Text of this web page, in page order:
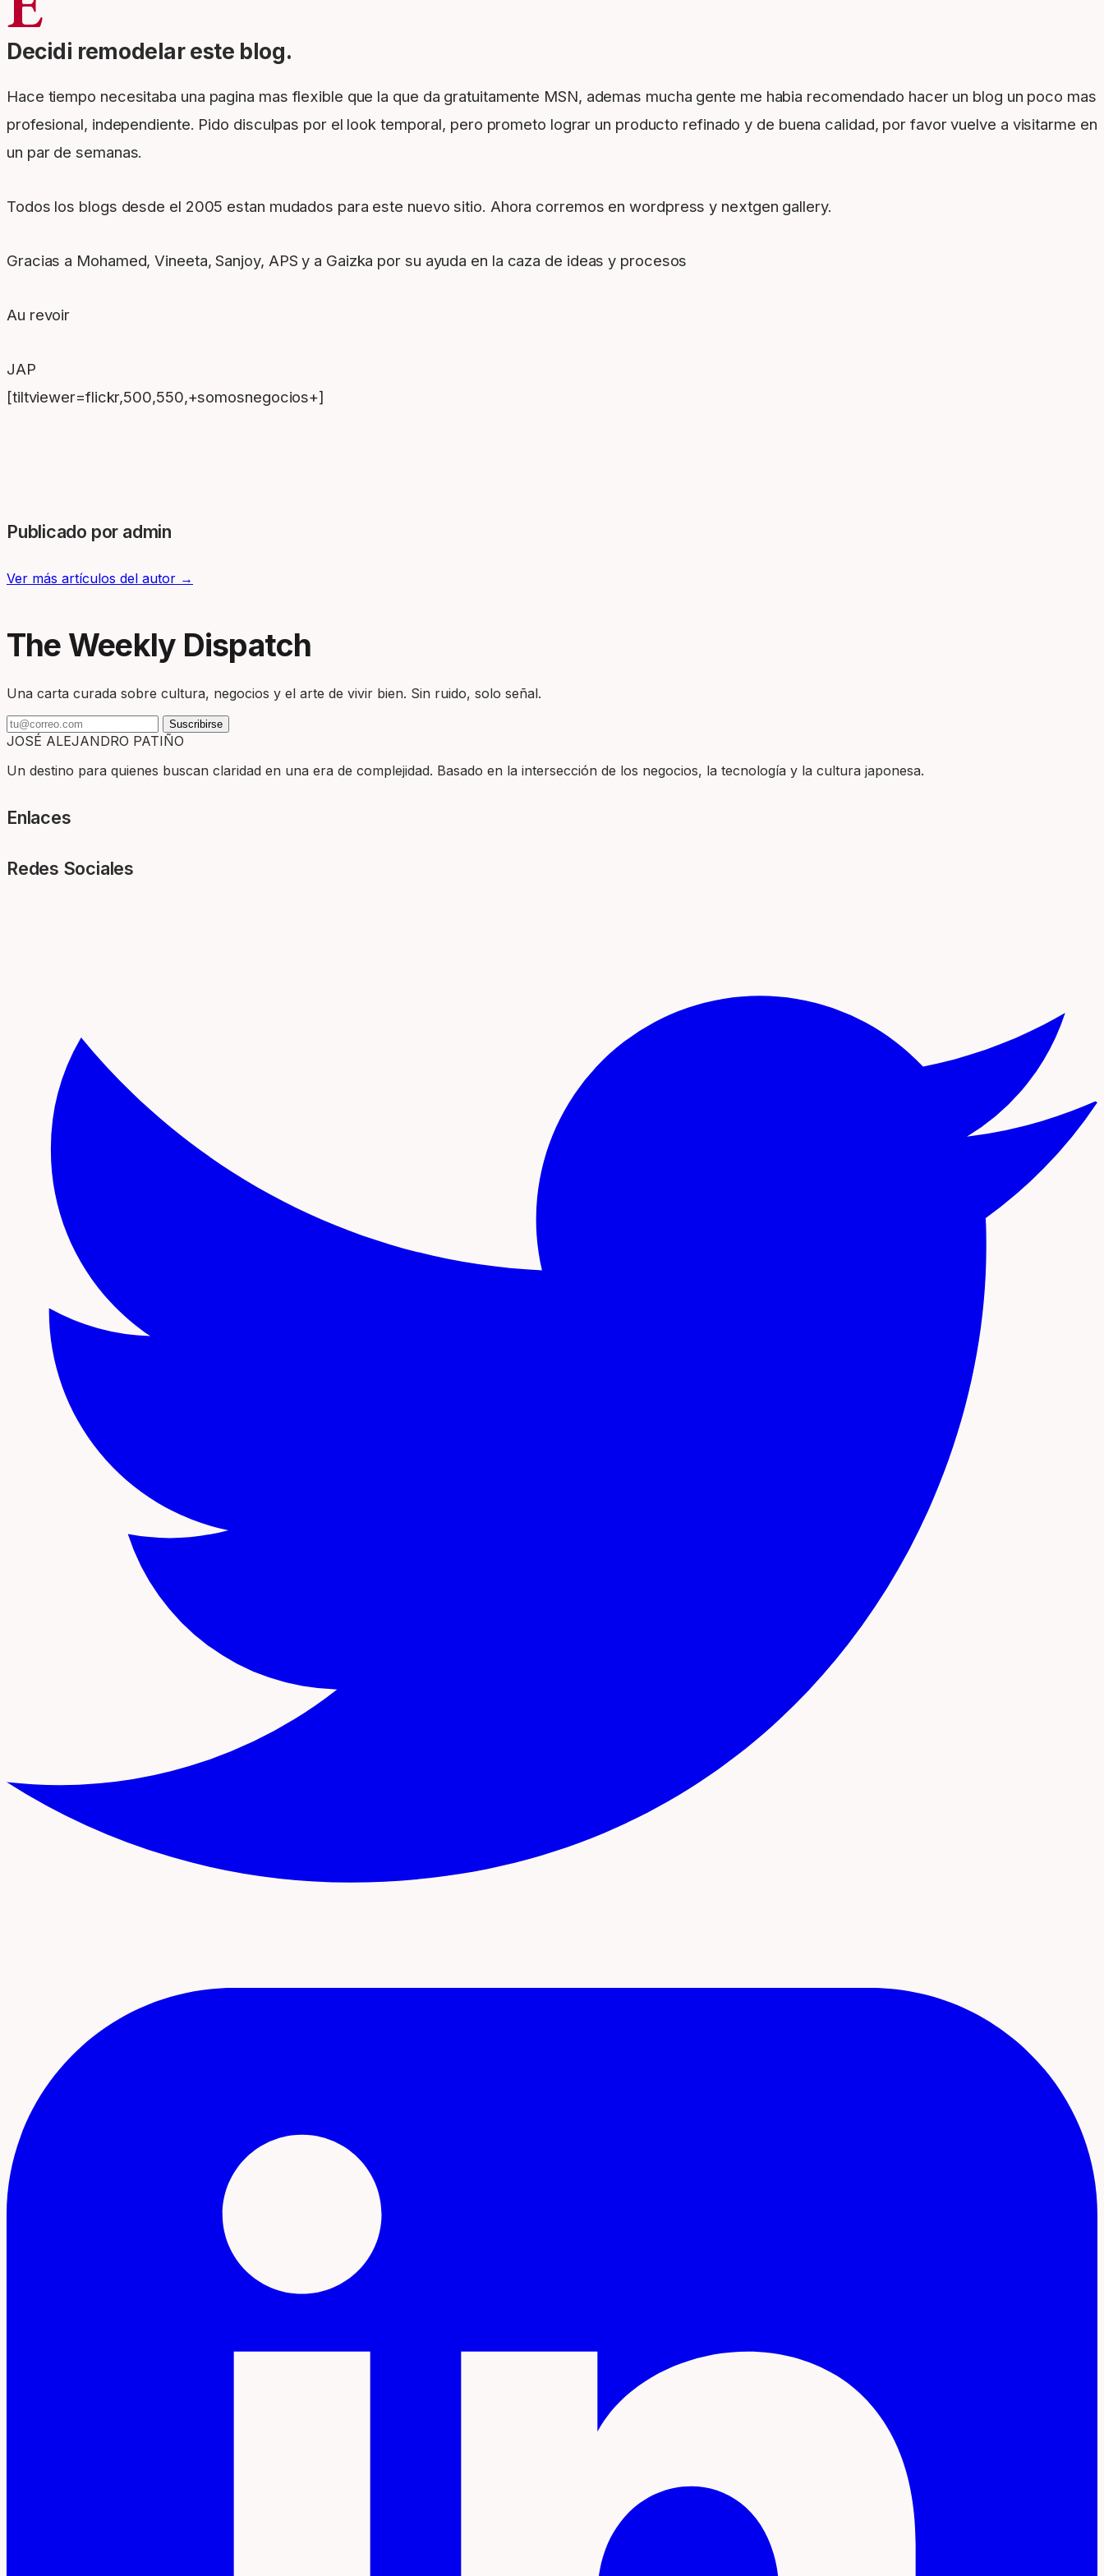
Decidi remodelar este blog.
Hace tiempo necesitaba una pagina mas flexible que la que da gratuitamente MSN, ademas mucha gente me habia recomendado hacer un blog un poco mas
profesional, independiente. Pido disculpas por el look temporal, pero prometo lograr un producto refinado y de buena calidad, por favor vuelve a visitarme en
un par de semanas.
Todos los blogs desde el 2005 estan mudados para este nuevo sitio. Ahora corremos en wordpress y nextgen gallery.
Gracias a Mohamed, Vineeta, Sanjoy, APS y a Gaizka por su ayuda en la caza de ideas y procesos
Au revoir
JAP
[tiltviewer=flickr,500,550,+somosnegocios+]
Publicado por admin
Ver más artículos del autor →
The Weekly Dispatch
Una carta curada sobre cultura, negocios y el arte de vivir bien. Sin ruido, solo señal.
Suscribirse
JOSÉ ALEJANDRO PATIÑO
Un destino para quienes buscan claridad en una era de complejidad. Basado en la intersección de los negocios, la tecnología y la cultura japonesa.
Enlaces
Redes Sociales